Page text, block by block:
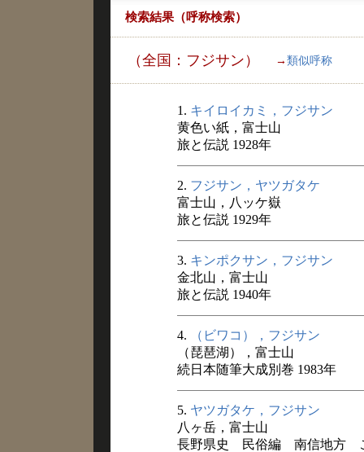
検索結果（呼称検索）
（全国：フジサン） → 類似呼称
1. キイロイカミ，フジサン
黄色い紙，富士山
旅と伝説 1928年
2. フジサン，ヤツガタケ
富士山，八ッケ嶽
旅と伝説 1929年
3. キンポクサン，フジサン
金北山，富士山
旅と伝説 1940年
4.
（ビワコ），フジサン
（琵琶湖），富士山
続日本随筆大成別巻 1983年
5. ヤツガタケ，フジサン
八ヶ岳，富士山
長野県史 民俗編 南信地方